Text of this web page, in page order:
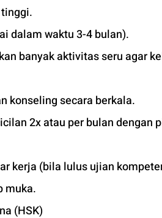
dalam waktu 3-4 bulan).
banyak aktivitas seru agar
konseling secara berkala.
2x atau per bulan dengan
kerja (bila lulus ujian
muka.
(HSK)